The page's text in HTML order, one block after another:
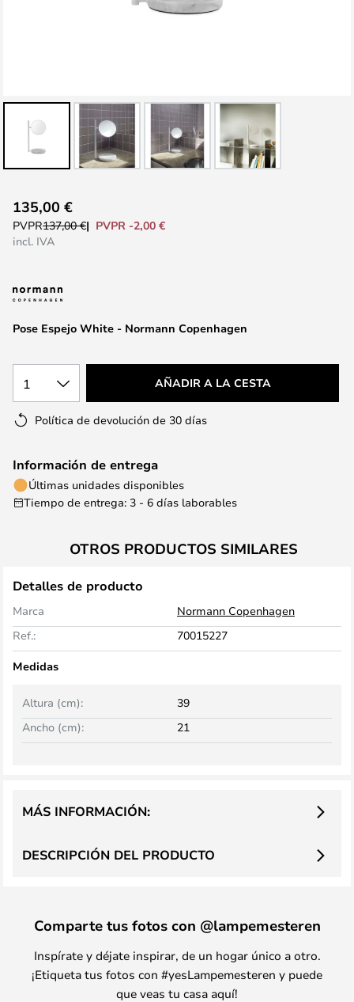
comienzo
galería
imágenes
Pose Espejo White - Normann Copenhagen
135,00 €
PVPR137,00 €
PVPR -2,00 €
incl. IVA
1 AÑADIR A LA CESTA
Política de devolución de 30 días
Información de entrega
Últimas unidades disponibles
Tiempo de entrega: 3 - 6 días laborables
OTROS PRODUCTOS SIMILARES
Detalles de producto
Marca
Normann Copenhagen
Ref.:
70015227
Medidas
Ancho (cm): 21
Altura (cm): 39
DESCRIPCIÓN DEL PRODUCTO
MÁS INFORMACIÓN:
Comparte tus fotos con @lampemesteren
Inspírate y déjate inspirar, de un hogar único a otro.
¡Etiqueta tus fotos con #yesLampemesteren y puede
que veas tu casa aquí!